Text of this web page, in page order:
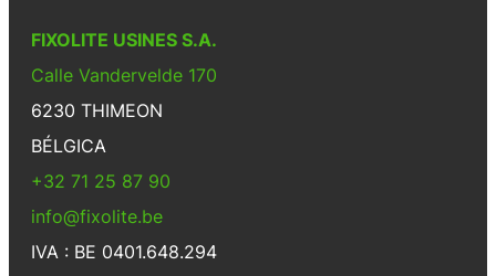
FIXOLITE USINES S.A.
Calle Vandervelde 170
6230 THIMEON
BÉLGICA
+32 71 25 87 90
info@fixolite.be
IVA : BE 0401.648.294